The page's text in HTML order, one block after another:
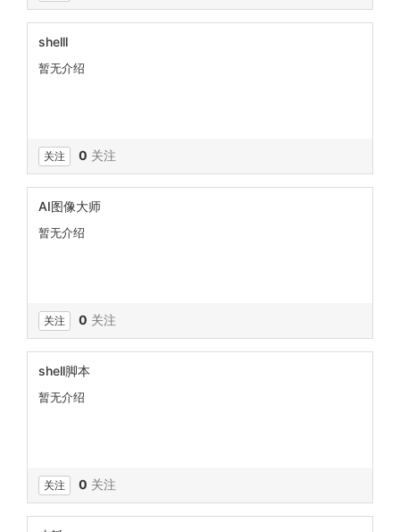
shelll
暂无介绍
关注 0 关注
AI图像大师
暂无介绍
关注 0 关注
shell脚本
暂无介绍
关注 0 关注